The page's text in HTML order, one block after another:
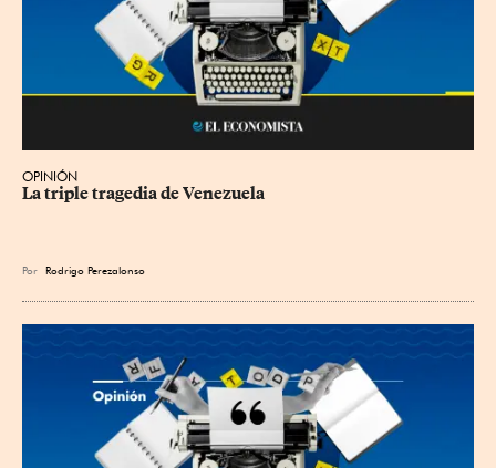
OPINIÓN
La triple tragedia de Venezuela
Por Rodrigo Perezalonso